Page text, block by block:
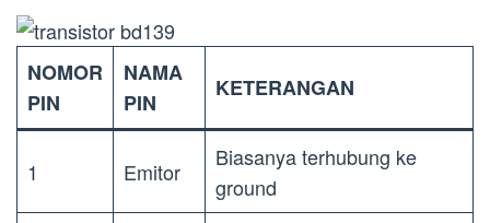
NOMOR
PIN
NAMA
PIN
KETERANGAN
1 Emitor
Biasanya terhubung ke
ground